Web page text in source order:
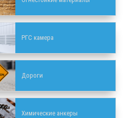
РГС камера
Дороги
Химические анкеры